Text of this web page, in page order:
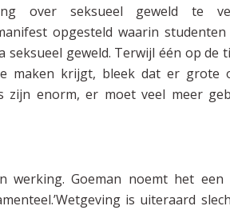
over seksueel geweld te
opgesteld waarin
geweld. Terwijl één op de
maken krijgt, bleek dat er grote
zijn enorm, er moet veel meer
Goeman noemt het een
is uiteraard